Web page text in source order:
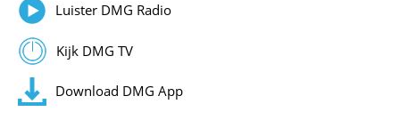
Luister DMG Radio
Kijk DMG TV
Download DMG App